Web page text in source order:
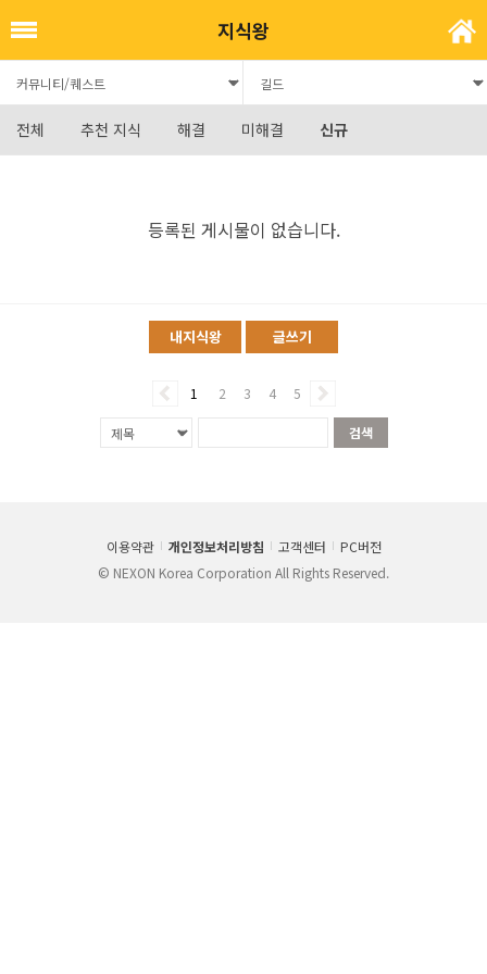
지식왕
전체 추천 지식 해결 미해결 신규
등록된 게시물이 없습니다.
내지식왕 글쓰기
1 2 3 4 5
검색
이용약관 개인정보처리방침 고객센터
PC버전
© NEXON Korea Corporation All Rights Reserved.